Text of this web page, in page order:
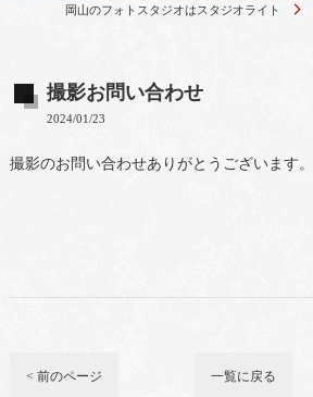
岡山のフォトスタジオはスタジオライト
撮影お問い合わせ
2024/01/23
撮影のお問い合わせありがとうございます。
< 前のページ 一覧に戻る